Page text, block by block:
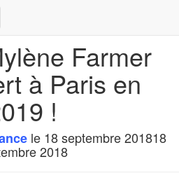
Farmer
à Paris en
!
le 18 septembre 201818
2018